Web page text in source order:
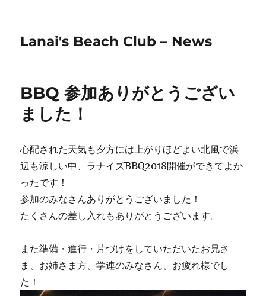
Lanai's Beach Club – News
BBQ 参加ありがとうござい
ました！
心配された天気も夕方には上がりほどよい北風で浜
辺も涼しい中、ラナイズBBQ2018開催ができてよか
ったです！
参加のみなさんありがとうございました！
たくさんの差し入れもありがとうございます。
また準備・進行・片づけをしていただいたお兄さ
ま、お姉さま方、学連のみなさん、お疲れ様でし
た！